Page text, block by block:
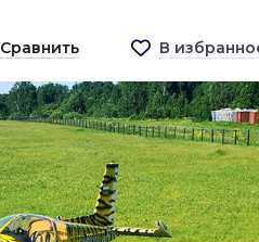
Сравнить В